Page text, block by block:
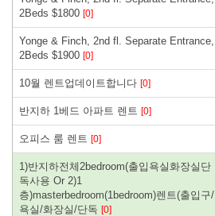
2Beds $1800 [0]
Yonge & Finch, 2nd fl. Separate Entrance,
2Beds $1900 [0]
10월 렌트업데이트합니다 [0]
반지하 1베드 아파트 렌트 [0]
오피스 룸 렌트 [0]
1)반지하전체2bedroom(출입욕실화장실단
독사용 Or 2)1
층)masterbedroom(1bedroom)렌트(출입구/
욕실/화장실/단독 [0]